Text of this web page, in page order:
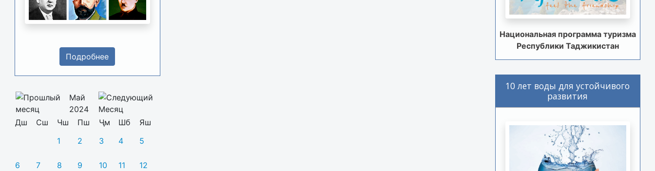
Подробнее
Май
2024
Дш
Сш Чш Пш Ҷм Шб
Яш
1
2 3 4 5
6 7 8 9 10 11 12
Национальная программа туризма
Республики Таджикистан
10 лет воды для устойчивого
развития